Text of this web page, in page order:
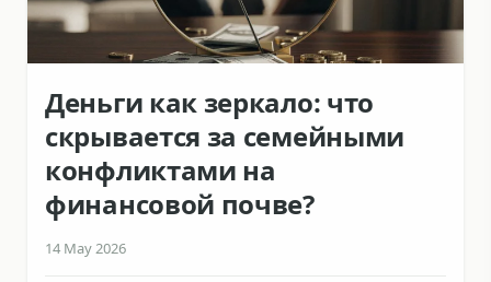
Деньги как зеркало: что
скрывается за семейными
конфликтами на
финансовой почве?
14 May 2026